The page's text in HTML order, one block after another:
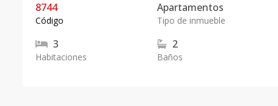
8744
Código
Apartamentos
Tipo de inmueble
3
Habitaciones
2
Baños